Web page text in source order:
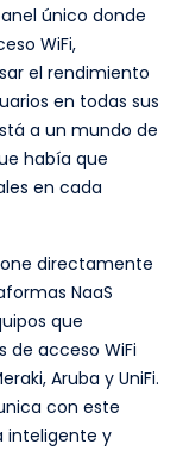
único donde
WiFi,
el rendimiento
en todas sus
a un mundo de
había que
en cada
directamente
NaaS
que
acceso WiFi
Aruba y UniFi.
con este
inteligente y